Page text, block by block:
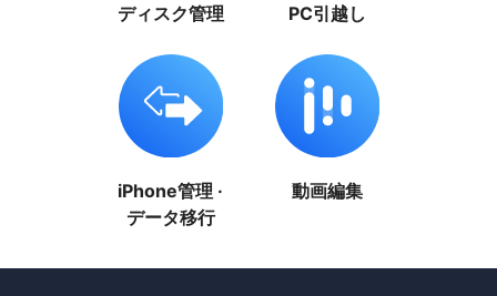
ディスク管理 PC引越し
iPhone管理 ·
データ移行
動画編集